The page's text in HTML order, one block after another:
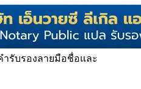
รับรองลายมือชื่อและ